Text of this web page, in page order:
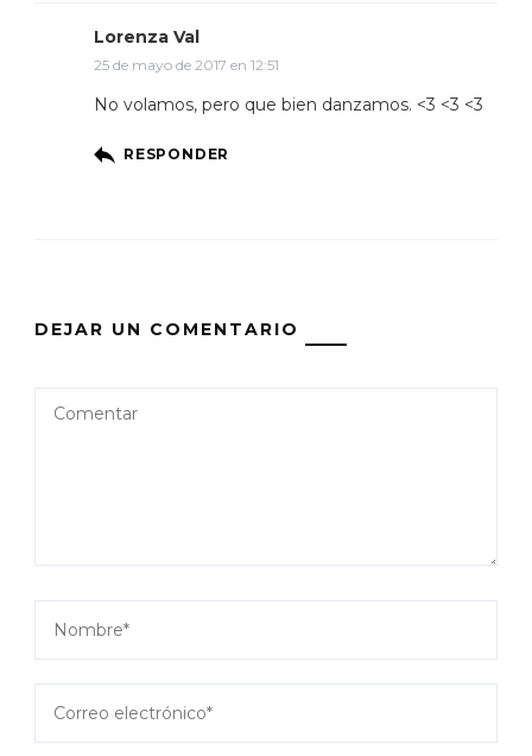
Lorenza Val
25 de mayo de 2017 en 12:51
No volamos, pero que bien danzamos. <3 <3 <3
RESPONDER
DEJAR UN COMENTARIO